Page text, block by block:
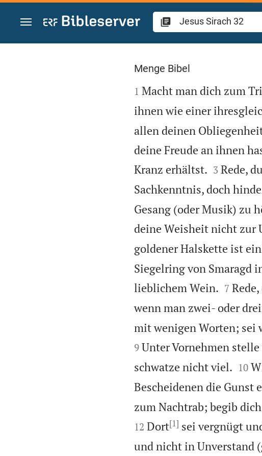
Zum Inhalt springen
Jesus Sirach 32
Menge Bibel

1 Macht man dich zum
ihnen wie einer
allen deinen
deine Freude an ihnen
Kranz erhältst.
3 Rede,
Sachkenntnis, doch
Gesang (oder Musik) zu
deine Weisheit nicht zur
goldener Halskette ist
Siegelring von Smaragd
lieblichem Wein.
7
wenn man zwei- oder
mit wenigen Worten; sei
9 Unter Vornehmen
schwatze nicht viel.
10
Bescheidenen die Gunst
zum Nachtrab; begib
12 Dort[1] sei vergnügt
und nicht in Unverstand